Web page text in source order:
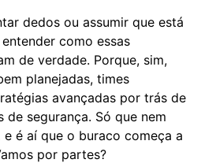
dedos ou assumir que está
como essas
de verdade. Porque, sim,
planejadas, times
avançadas por trás de
de segurança. Só que nem
é aí que o buraco começa a
por partes?